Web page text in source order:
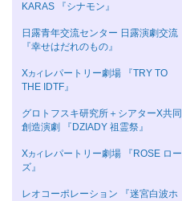
KARAS 『シナモン』
日露青年交流センター 日露演劇交流
『幸せはだれのもの』
Χカイ レパートリー劇場 『TRY TO
THE IDTF』
グロトフスキ研究所＋シアターΧ共同
創造演劇 『DZIADY 祖霊祭』
Χカイ レパートリー劇場 『ROSE ロー
ズ』
レオコーポレーション 『迷宮白波ホ